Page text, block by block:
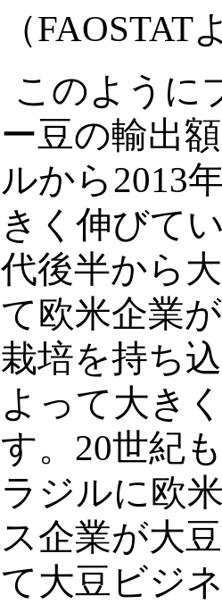
（FAOSTAT
このように
ー豆の輸出
ルから2013
きく伸びて
代後半から
て欧米企業
栽培を持ち
よって大き
す。 20世紀
ラジルに欧
ス企業が大
て大豆ビジ